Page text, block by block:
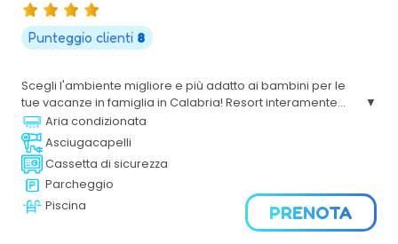
Punteggio clienti 8
Scegli l'ambiente migliore e più adatto ai bambini per le
tue vacanze in famiglia in Calabria! Resort interamente
rinnovato è immerso in un verde lussureggiante e molto
curato, villaggio ideale per divertirsi e farsi trascinare
dalle bellezze del posto
Aria condizionata
Asciugacapelli
Cassetta di sicurezza
Parcheggio
Piscina
PRENOTA